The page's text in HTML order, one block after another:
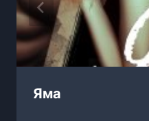
Яма